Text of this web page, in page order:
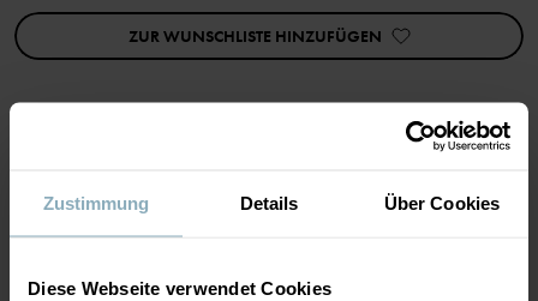
Zustimmung Details Über Cookies
Diese Webseite verwendet Cookies
Herstellungsland:Indien
Fabrik
Kishor Exports
Weiterlesen
ZUR WUNSCHLISTE HINZUFÜGEN
MATERIAL & PFLEGEHINWEISE
Material